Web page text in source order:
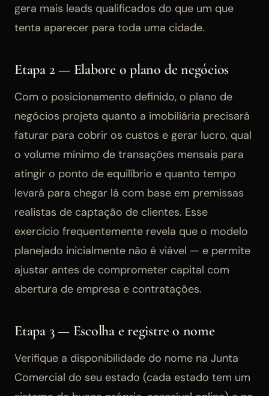
gera mais leads qualificados do que um que
tenta aparecer para toda uma cidade.
Etapa 2 — Elabore o plano de negócios
Com o posicionamento definido, o plano de
negócios projeta quanto a imobiliária precisará
faturar para cobrir os custos e gerar lucro, qual
o volume mínimo de transações mensais para
atingir o ponto de equilíbrio e quanto tempo
levará para chegar lá com base em premissas
realistas de captação de clientes. Esse
exercício frequentemente revela que o modelo
planejado inicialmente não é viável — e permite
ajustar antes de comprometer capital com
abertura de empresa e contratações.
Etapa 3 — Escolha e registre o nome
Verifique a disponibilidade do nome na Junta
Comercial do seu estado (cada estado tem um